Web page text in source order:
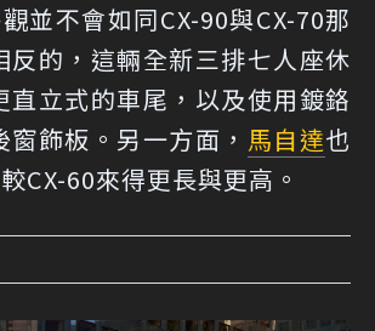
並不會如同CX-90與CX-70那
反的，這輛全新三排七人座休
直立式的車尾，以及使用鍍鉻
飾板。另一方面， 馬自達也
CX-60來得更長與更高。